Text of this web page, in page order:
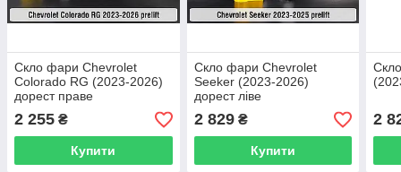
Скло фари Chevrolet
Colorado RG (2023-2026)
дорест праве
2 255 ₴
Купити
Скло фари Chevrolet
Seeker (2023-2026)
дорест ліве
2 829₴
Купити
2